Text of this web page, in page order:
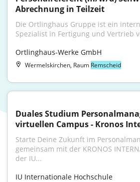
Abrechnung in Teilzeit
Die Ortlinghaus Gruppe ist ein
Spezialist in Fertigung und Vertrieb
Ortlinghaus-Werke GmbH
Wermelskirchen, Raum Remscheid
Duales Studium
virtuellen Campus - Kronos
Starte Deine Zukunft im
gemeinsam mit der KRONOS
der IU...
IU Internationale Hochschule